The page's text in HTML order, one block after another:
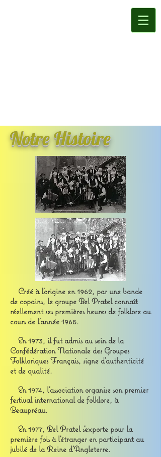
Notre Histoire
Créé à l'origine en 1962, par une bande
de copains, le groupe Bel Pratel connaît
réellement ses premières heures de folklore au
cours de l'année 1965.
En 1973, il fut admis au sein de la
Confédération Nationale des Groupes
Folkloriques Français, signe d'authenticité
et de qualité.
En 1974, l'association organise son premier
festival international de folklore, à
Beaupréau.
En 1977, Bel Pratel s'exporte pour la
première fois à l'étranger en participant au
jubilé de la Reine d'Angleterre.